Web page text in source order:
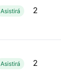
Asistirá 2
Asistirá 2